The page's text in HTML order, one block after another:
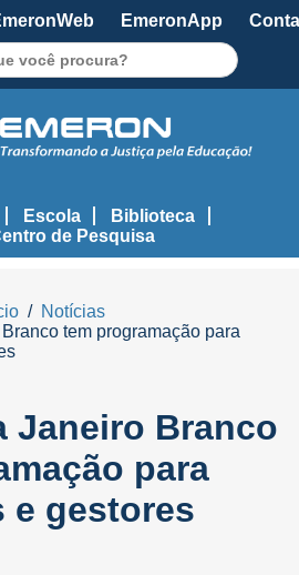
EmeronApp
Escola
Biblioteca
de Pesquisa
Notícias
tem programação para
Janeiro Branco
para
e gestores